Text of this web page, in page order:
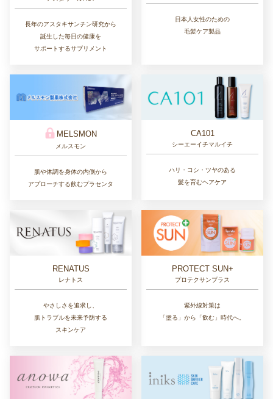
長年のアスタキサンチン研究から
誕生した毎日の健康を
サポートするサプリメント
日本人女性のための
毛髪ケア製品
MELSMON
メルスモン
肌や体調を身体の内側から
アプローチする飲むプラセンタ
CA101
シーエーイチマルイチ
ハリ・コシ・ツヤのある
髪を育むヘアケア
RENATUS
レナトス
やさしさを追求し、
肌トラブルを未来予防する
スキンケア
PROTECT SUN+
プロテクサンプラス
紫外線対策は
「塗る」から「飲む」時代へ。